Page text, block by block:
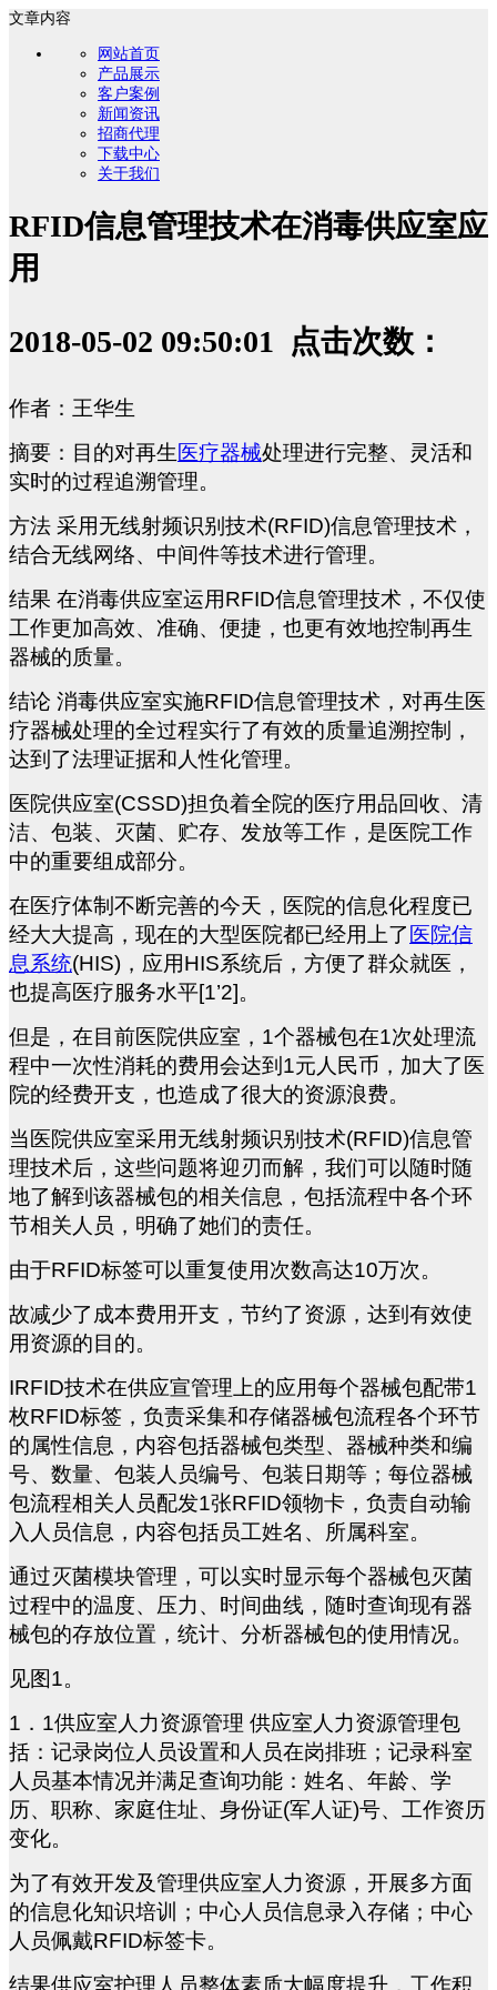
文章内容
网站首页
产品展示
客户案例
新闻资讯
招商代理
下载中心
关于我们
RFID信息管理技术在消毒供应室应
用
2018-05-02 09:50:01 点击次数：
作者：王华生
摘要：目的对再生医疗器械处理进行完整、灵活和
实时的过程追溯管理。
方法 采用无线射频识别技术(RFID)信息管理技术，
结合无线网络、中间件等技术进行管理。
结果 在消毒供应室运用RFID信息管理技术，不仅使
工作更加高效、准确、便捷，也更有效地控制再生
器械的质量。
结论 消毒供应室实施RFID信息管理技术，对再生医
疗器械处理的全过程实行了有效的质量追溯控制，
达到了法理证据和人性化管理。
医院供应室(CSSD)担负着全院的医疗用品回收、清
洁、包装、灭菌、贮存、发放等工作，是医院工作
中的重要组成部分。
在医疗体制不断完善的今天，医院的信息化程度已
经大大提高，现在的大型医院都已经用上了医院信
息系统(HIS)，应用HIS系统后，方便了群众就医，
也提高医疗服务水平[1’2]。
但是，在目前医院供应室，1个器械包在1次处理流
程中一次性消耗的费用会达到1元人民币，加大了医
院的经费开支，也造成了很大的资源浪费。
当医院供应室采用无线射频识别技术(RFID)信息管
理技术后，这些问题将迎刃而解，我们可以随时随
地了解到该器械包的相关信息，包括流程中各个环
节相关人员，明确了她们的责任。
由于RFID标签可以重复使用次数高达10万次。
故减少了成本费用开支，节约了资源，达到有效使
用资源的目的。
IRFID技术在供应宣管理上的应用每个器械包配带1
枚RFID标签，负责采集和存储器械包流程各个环节
的属性信息，内容包括器械包类型、器械种类和编
号、数量、包装人员编号、包装日期等；每位器械
包流程相关人员配发1张RFID领物卡，负责自动输
入人员信息，内容包括员工姓名、所属科室。
通过灭菌模块管理，可以实时显示每个器械包灭菌
过程中的温度、压力、时间曲线，随时查询现有器
械包的存放位置，统计、分析器械包的使用情况。
见图1。
1 ．1供应室人力资源管理 供应室人力资源管理包
括：记录岗位人员设置和人员在岗排班；记录科室
人员基本情况并满足查询功能：姓名、年龄、学
历、职称、家庭住址、身份证(军人证)号、工作资历
变化。
为了有效开发及管理供应室人力资源，开展多方面
的信息化知识培训；中心人员信息录入存储；中心
人员佩戴RFID标签卡。
结果供应室护理人员整体素质大幅度提升，工作积